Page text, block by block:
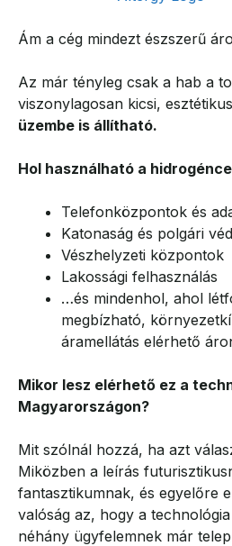
Ám a cég mindezt észszerű
Az már tényleg csak a hab a
viszonylagosan kicsi,
üzembe is állítható.
Hol használható a
Telefonközpontok és
Katonaság és polgári
Vészhelyzeti központok
Lakossági felhasználás
…és mindenhol, ahol
megbízható,
áramellátás elérhető
Mikor lesz elérhető ez a
Magyarországon?
Mit szólnál hozzá, ha azt
Miközben a leírás
fantasztikumnak, és egyelőre
valóság az, hogy a
néhány ügyfelemnek már